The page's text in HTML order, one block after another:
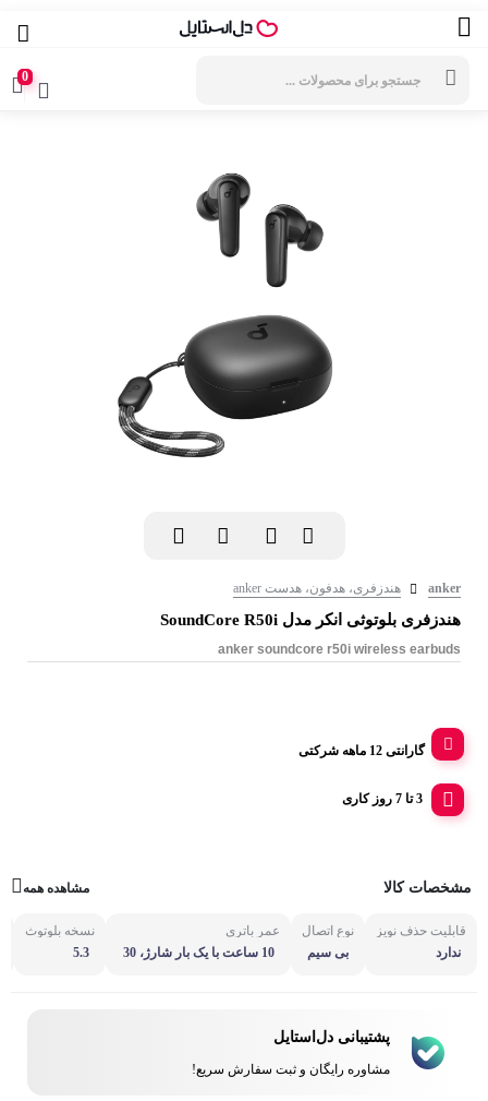
0
anker هندزفری، هدفون، هدست anker
هندزفری بلوتوثی انکر مدل SoundCore R50i
anker soundcore r50i wireless earbuds
گارانتی 12 ماهه شرکتی
3 تا 7 روز کاری
مشخصات کالا مشاهده همه
قابلیت حذف نویز
ندارد
نوع اتصال
بی سیم
عمر باتری
10 ساعت با یک بار شارژ، 30
نسخه بلوتوث
5.3
پشتیبانی دل‌استایل
مشاوره رایگان و ثبت سفارش سریع!